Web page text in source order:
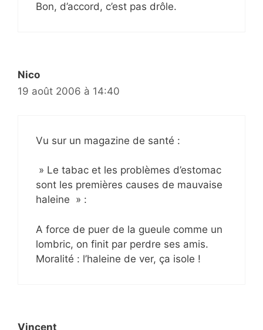
Bon, d’accord, c’est pas drôle.
Nico
19 août 2006 à 14:40
Vu sur un magazine de santé :
» Le tabac et les problèmes d’estomac
sont les premières causes de mauvaise
haleine » :
A force de puer de la gueule comme un
lombric, on finit par perdre ses amis.
Moralité : l’haleine de ver, ça isole !
Vincent